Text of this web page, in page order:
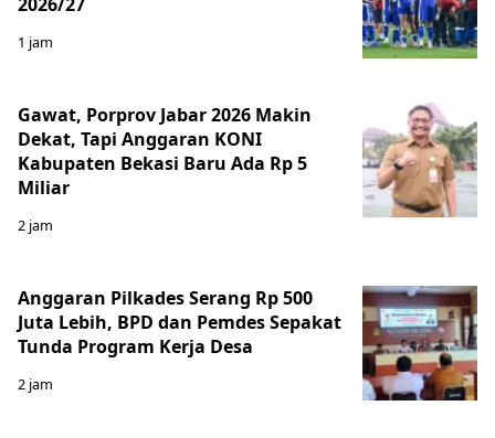
1 jam
Gawat, Porprov Jabar 2026 Makin
Dekat, Tapi Anggaran KONI
Kabupaten Bekasi Baru Ada Rp 5
Miliar
2 jam
Anggaran Pilkades Serang Rp 500
Juta Lebih, BPD dan Pemdes Sepakat
Tunda Program Kerja Desa
2 jam